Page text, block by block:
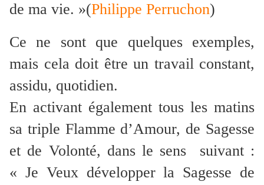
de ma vie. »(Philippe Perruchon)
Ce ne sont que quelques exemples,
mais cela doit être un travail constant,
assidu, quotidien.
En activant également tous les matins
sa triple Flamme d’Amour, de Sagesse
et de Volonté, dans le sens suivant :
« Je Veux développer la Sagesse de